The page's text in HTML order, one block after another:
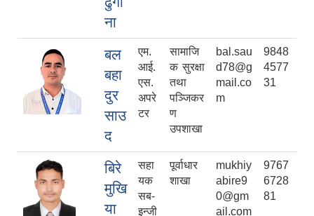
ना
बल
बहा
दुर
साउ
द
एम.
आई.
एस.
अपरे
टर
सामाजि
क सुरक्षा
तथा
पञ्जिकर
ण
उपशाखा
bal.sau
d78@g
mail.co
m
9848
4577
31
बिरे
मुखि
या
सहा
यक
सब-
इन्जी
पूर्वाधार
शाखा
mukhiy
abire9
0@gm
ail.com
9767
6728
81